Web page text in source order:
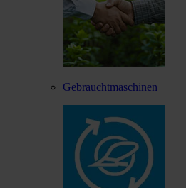
Gebrauchtmaschinen